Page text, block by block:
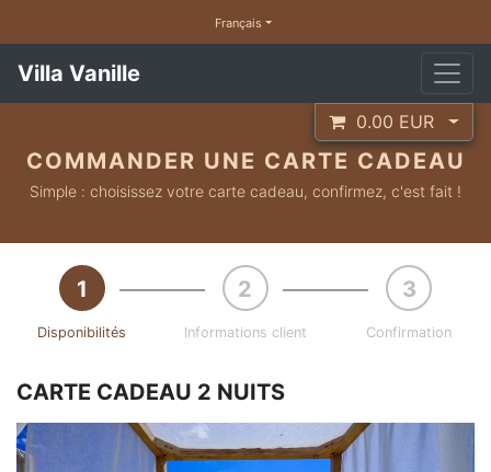
Français
Villa Vanille
0.00 EUR
COMMANDER UNE CARTE CADEAU
Simple : choisissez votre carte cadeau, confirmez, c'est fait !
Disponibilités Informations client Confirmation
CARTE CADEAU 2 NUITS